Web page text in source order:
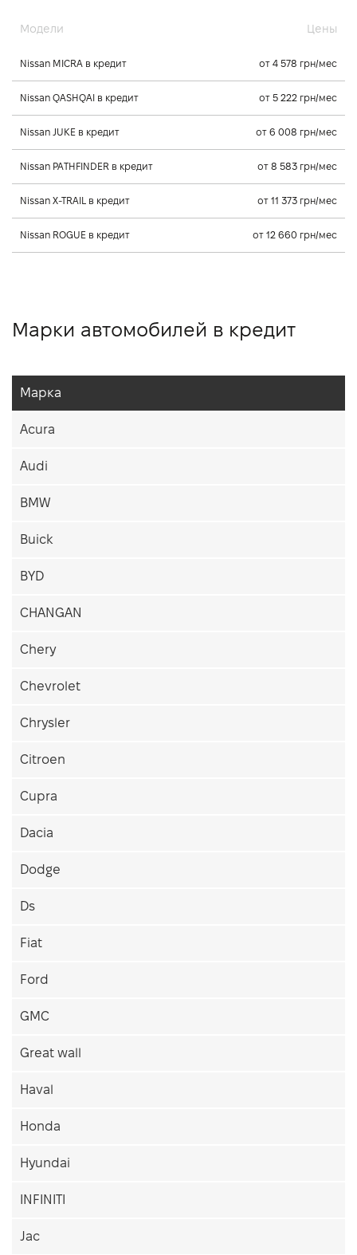
Модели Цены
Nissan MICRA в кредит от 4 578 грн/мес
Nissan QASHQAI в кредит от 5 222 грн/мес
Nissan JUKE в кредит от 6 008 грн/мес
Nissan PATHFINDER в кредит от 8 583 грн/мес
Nissan X-TRAIL в кредит от 11 373 грн/мес
Nissan ROGUE в кредит от 12 660 грн/мес
Марки автомобилей в кредит
Марка
Acura
Audi
BMW
Buick
BYD
CHANGAN
Chery
Chevrolet
Chrysler
Citroen
Cupra
Dacia
Dodge
Ds
Fiat
Ford
GMC
Great wall
Haval
Honda
Hyundai
INFINITI
Jac